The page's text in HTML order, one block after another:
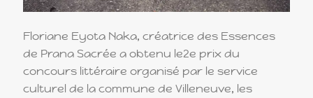
Marque Essences de Prana
Marque Émosoin
Floriane Eyota Naka, créatrice des Essences
de Prana Sacrée a obtenu le2e prix du
concours littéraire organisé par le service
culturel de la commune de Villeneuve, les